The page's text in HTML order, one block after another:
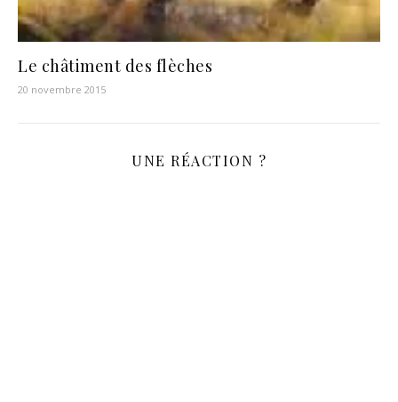
Le châtiment des flèches
20 novembre 2015
UNE RÉACTION ?